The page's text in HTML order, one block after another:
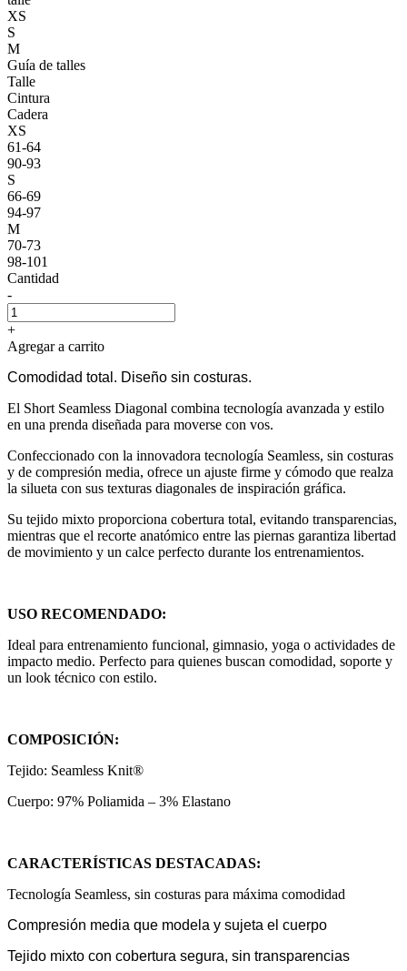
XS
S
M
Guía de talles
Talle
Cintura
Cadera
XS
61-64
90-93
S
66-69
94-97
M
70-73
98-101
Cantidad
-
+
Agregar a carrito
Comodidad total. Diseño sin costuras.
El Short Seamless Diagonal combina tecnología avanzada y estilo
en una prenda diseñada para moverse con vos.
Confeccionado con la innovadora tecnología Seamless, sin costuras
y de compresión media, ofrece un ajuste firme y cómodo que realza
la silueta con sus texturas diagonales de inspiración gráfica.
Su tejido mixto proporciona cobertura total, evitando transparencias,
mientras que el recorte anatómico entre las piernas garantiza libertad
de movimiento y un calce perfecto durante los entrenamientos.
USO RECOMENDADO:
Ideal para entrenamiento funcional, gimnasio, yoga o actividades de
impacto medio. Perfecto para quienes buscan comodidad, soporte y
un look técnico con estilo.
COMPOSICIÓN:
Tejido: Seamless Knit®
Cuerpo: 97% Poliamida – 3% Elastano
CARACTERÍSTICAS DESTACADAS:
Tecnología Seamless, sin costuras para máxima comodidad
Compresión media que modela y sujeta el cuerpo
Tejido mixto con cobertura segura, sin transparencias